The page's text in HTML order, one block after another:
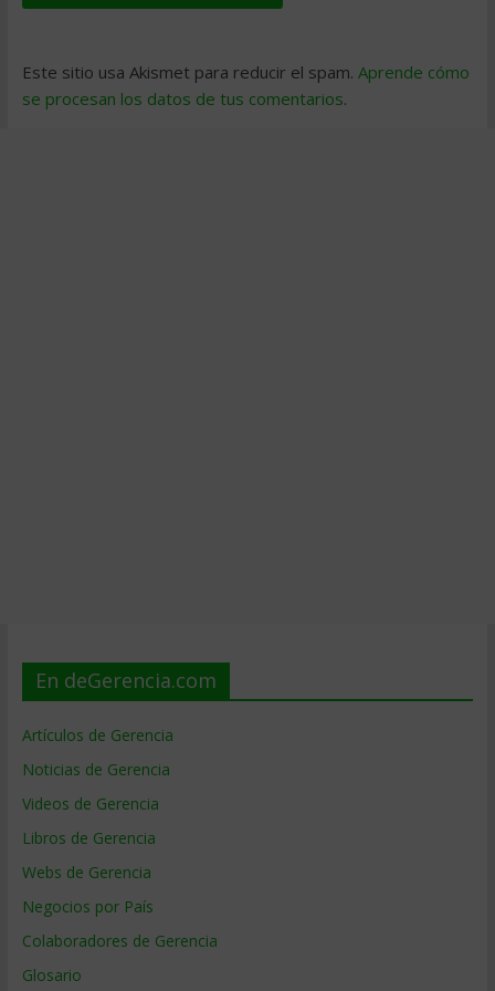
Este sitio usa Akismet para reducir el spam. Aprende cómo
se procesan los datos de tus comentarios.
En deGerencia.com
Artículos de Gerencia
Noticias de Gerencia
Videos de Gerencia
Libros de Gerencia
Webs de Gerencia
Negocios por País
Colaboradores de Gerencia
Glosario